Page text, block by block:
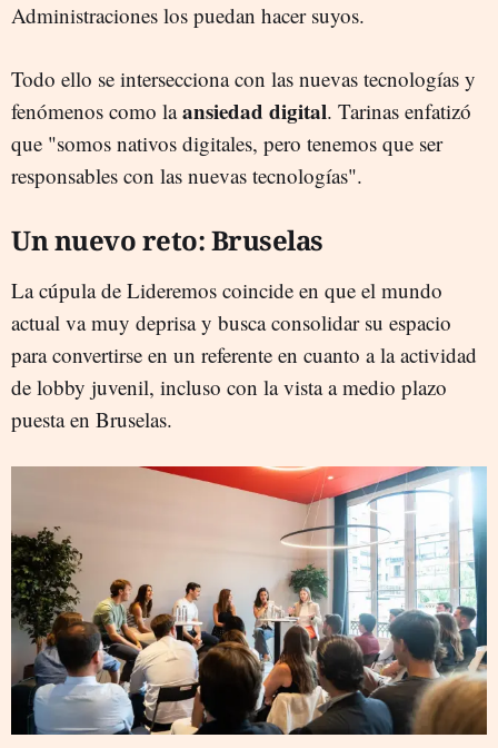
Administraciones los puedan hacer suyos.
Todo ello se intersecciona con las nuevas tecnologías y
fenómenos como laansiedad digital. Tarinas enfatizó
que "somos nativos digitales, pero tenemos que ser
responsables con las nuevas tecnologías".
Un nuevo reto: Bruselas
La cúpula de Lideremos coincide en que el mundo
actual va muy deprisa y busca consolidar su espacio
para convertirse en un referente en cuanto a la actividad
de lobby juvenil, incluso con la vista a medio plazo
puesta en Bruselas.